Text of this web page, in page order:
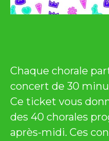
Chaque chorale
concert de 30
Ce ticket vous
des 40 chorales
après-midi. Ces